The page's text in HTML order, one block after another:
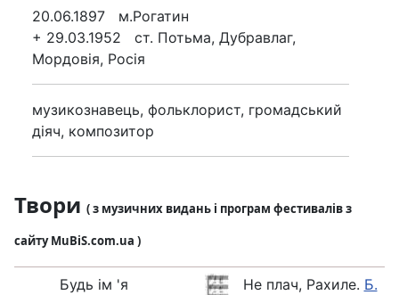
20.06.1897 м.Рогатин
+ 29.03.1952 ст. Потьма, Дубравлаг,
Мордовія, Росія
музикознавець, фольклорист, громадський
діяч, композитор
Твори ( з музичних видань і програм фестивалів з
сайту MuBiS.com.ua )
Будь ім 'я
Не плач, Рахиле. Б.